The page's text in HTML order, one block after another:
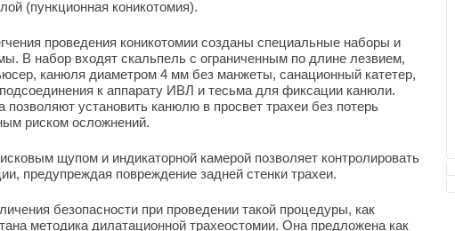
(пункционная коникотомия).
проведения коникотомии созданы специальные наборы и
В набор входят скальпель с ограниченным по длине лезвием,
канюля диаметром 4 мм без манжеты, санационный катетер,
к аппарату ИВЛ и тесьма для фиксации канюли.
позволяют установить канюлю в просвет трахеи без потерь
риском осложнений.
щупом и индикаторной камерой позволяет контролировать
предупреждая повреждение задней стенки трахеи.
безопасности при проведении такой процедуры, как
методика дилатационной трахеостомии. Она предложена как